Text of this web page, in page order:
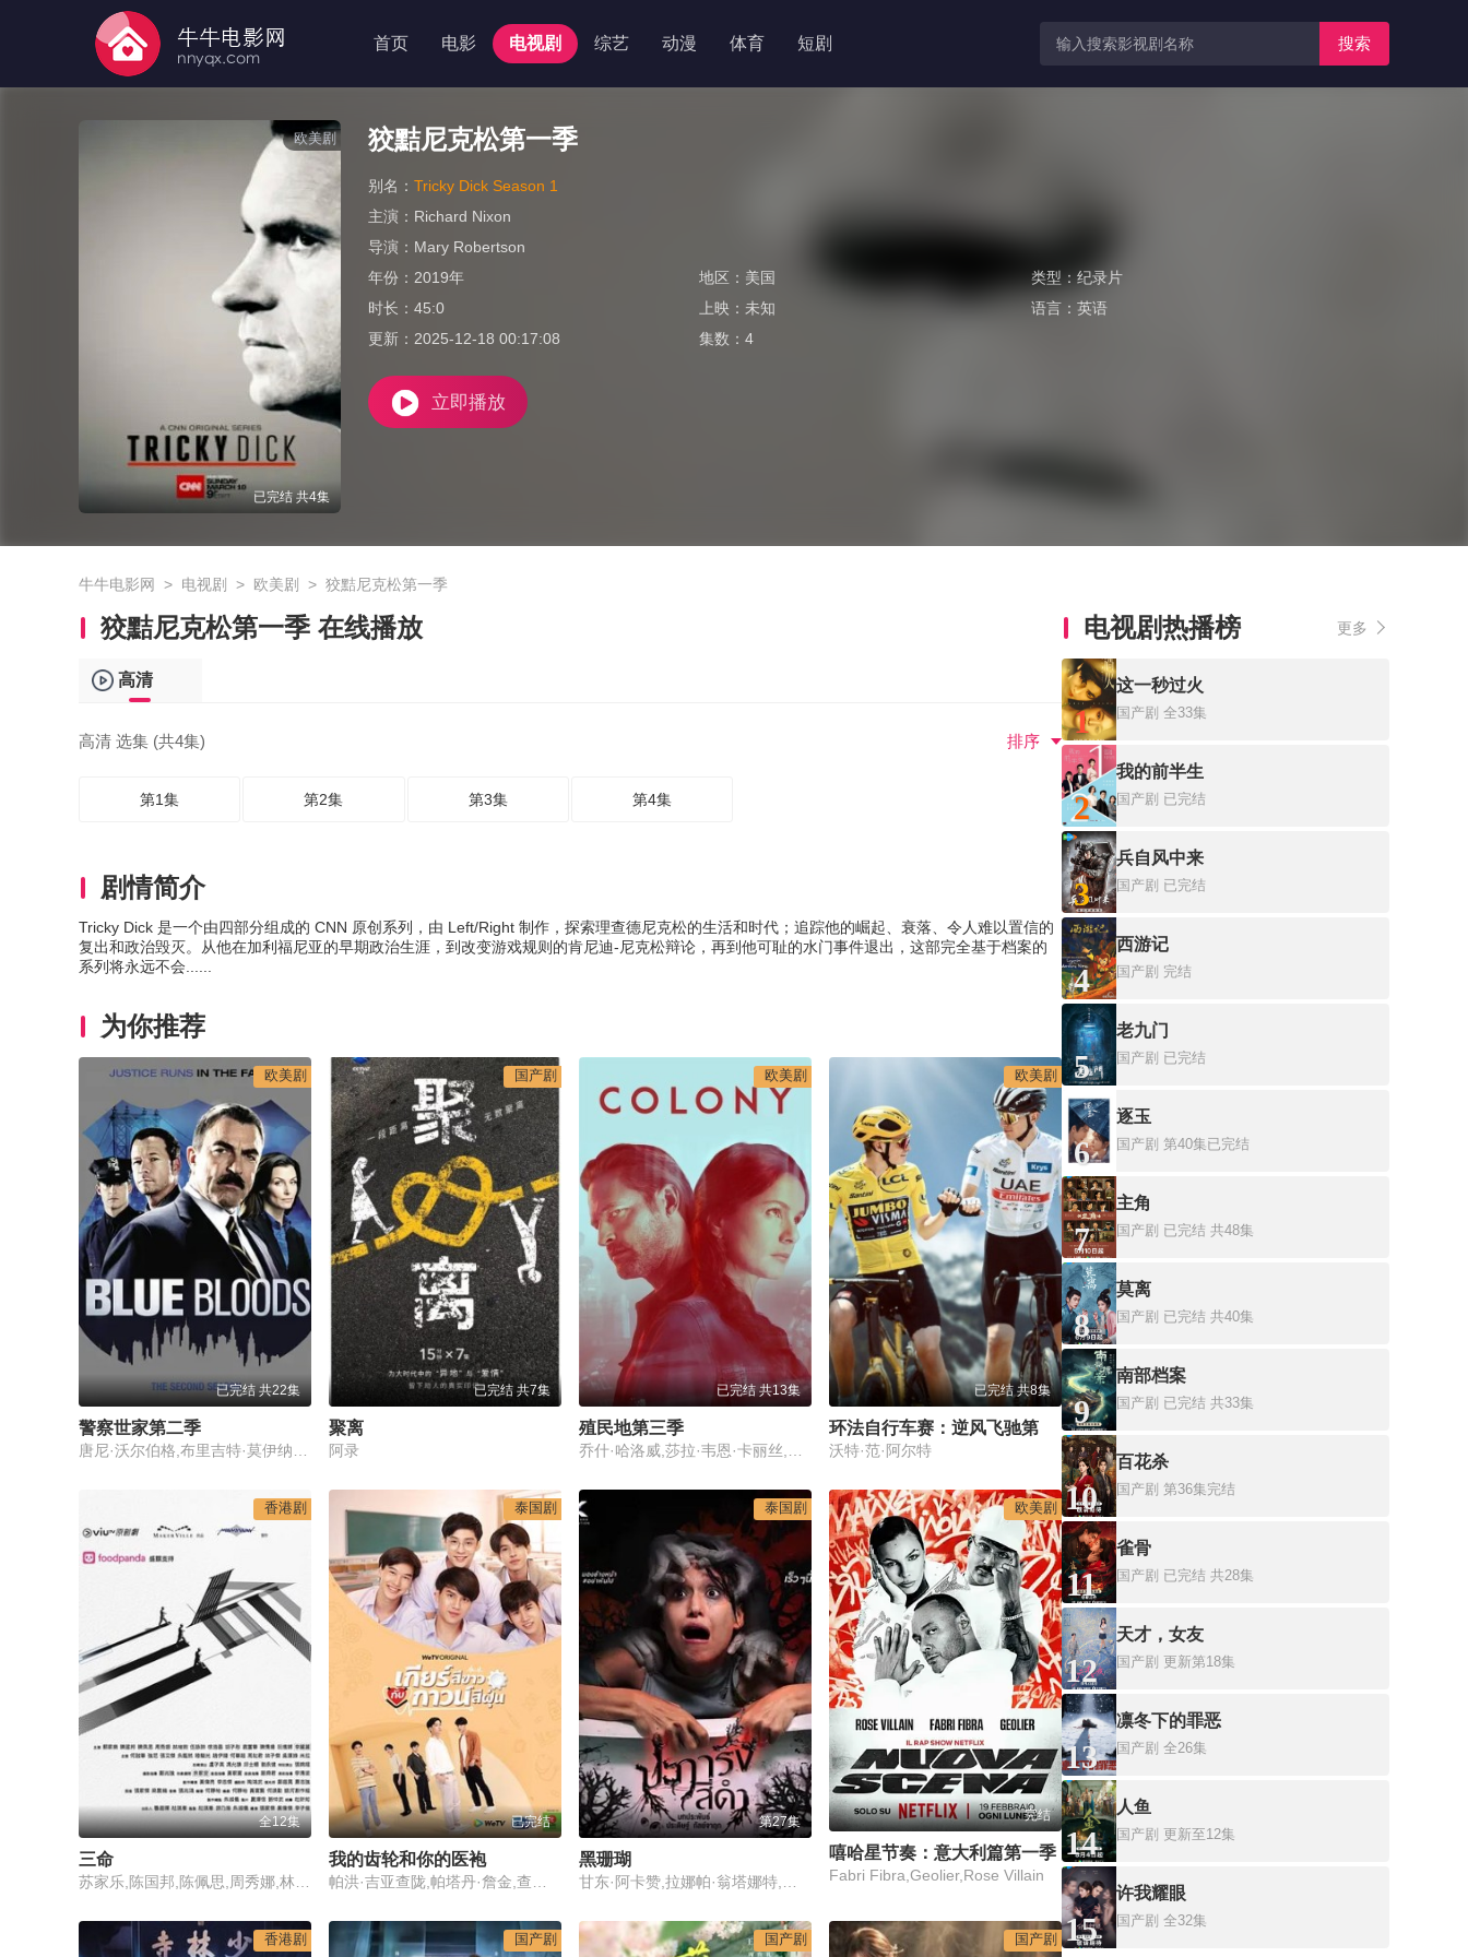
首页 电影 电视剧 综艺 动漫 体育 短剧 搜索
欧美剧
已完结 共4集
狡黠尼克松第一季
别名： Tricky Dick Season 1
主演： Richard Nixon
导演： Mary Robertson
年份： 2019年 地区： 美国 类型： 纪录片
时长： 45:0 上映： 未知 语言： 英语
更新： 2025-12-18 00:17:08 集数：4
立即播放
牛牛电影网 > 电视剧 > 欧美剧 > 狡黠尼克松第一季
狡黠尼克松第一季 在线播放
高清
高清 选集 (共4集) 排序
第1集 第2集 第3集 第4集
剧情简介
Tricky Dick 是一个由四部分组成的 CNN 原创系列，由 Left/Right 制作，探索理查德尼克松的生活和时代；追踪他的崛起、衰落、令人难以置信的
复出和政治毁灭。从他在加利福尼亚的早期政治生涯，到改变游戏规则的肯尼迪-尼克松辩论，再到他可耻的水门事件退出，这部完全基于档案的
系列将永远不会......
为你推荐
欧美剧
已完结 共22集
警察世家第二季
国产剧
已完结 共7集
聚离
阿录
欧美剧
已完结 共13集
殖民地第三季
欧美剧
已完结 共8集
沃特·范·阿尔特
香港剧
全12集
三命
泰国剧
已完结
我的齿轮和你的医袍
泰国剧
第27集
黑珊瑚
欧美剧
完结
嘻哈星节奏：意大利篇第一季
Fabri Fibra,Geolier,Rose Villain
香港剧 国产剧 国产剧 国产剧
电视剧热播榜 更多
1
这一秒过火
国产剧 全33集
2
我的前半生
国产剧 已完结
3
兵自风中来
国产剧 已完结
4
西游记
国产剧 完结
5
老九门
国产剧 已完结
6
逐玉
国产剧 第40集已完结
7
主角
国产剧 已完结 共48集
8
莫离
国产剧 已完结 共40集
9
南部档案
国产剧 已完结 共33集
10
百花杀
国产剧 第36集完结
11
雀骨
国产剧 已完结 共28集
12
天才，女友
国产剧 更新第18集
13
凛冬下的罪恶
国产剧 全26集
14
人鱼
国产剧 更新至12集
15
许我耀眼
国产剧 全32集